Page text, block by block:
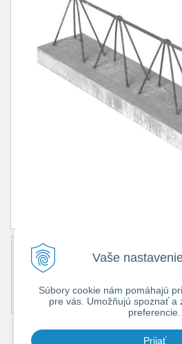
Vaše
Súbory cookie nám pomáhajú
pre vás. Umožňujú spoznať a
preferencie.
Prijať
Obj. číslo:
Popis:
Cena bez DPH
Cena s DPH
28,76 €
Dostupnosť:
Na objednávku